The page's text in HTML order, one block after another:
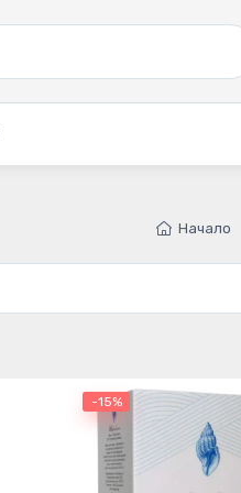
Начало
-15%